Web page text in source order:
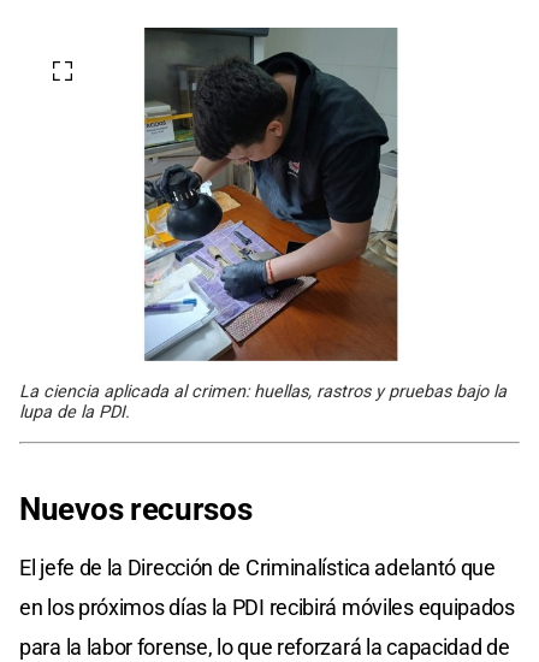
La ciencia aplicada al crimen: huellas, rastros y pruebas bajo la
lupa de la PDI.
Nuevos recursos
El jefe de la Dirección de Criminalística adelantó que
en los próximos días la PDI recibirá móviles equipados
para la labor forense, lo que reforzará la capacidad de